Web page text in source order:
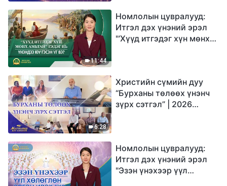
11:44
Номлолын цувралууд:
Итгэл дэх үнэний эрэл
"‘Хүүд итгэдэг хүн мөнх
6:28
Христийн сүмийн дуу
“Бурханы төлөөх үнэнч
зүрх сэтгэл” | 2026
Номлолын цувралууд:
Итгэл дэх үнэний эрэл
"Эзэн үнэхээр үүл